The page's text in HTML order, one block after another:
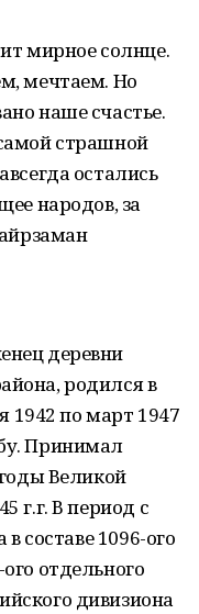
мирное солнце.
мечтаем. Но
наше счастье.
страшной
остались
народов, за
деревни
родился в
1942 по март 1947
Принимал
Великой
г.г. В период с
составе 1096-ого
отдельного
дивизиона